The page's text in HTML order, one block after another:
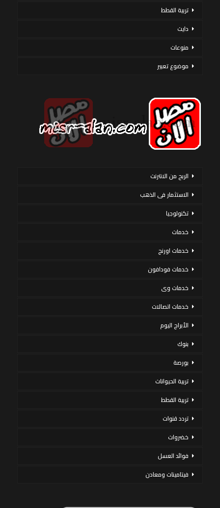
تربية القطط
دايت
منوعات
موضوع تعبير
الربح من الانترنت
الاستثمار فى الذهب
تكنولوجيا
خدمات
خدمات اورنج
خدمات فودافون
خدمات وى
خدمات اتصالات
الأبراج اليوم
بنوك
بورصة
تربية الحيوانات
تربية القطط
تردد قنوات
خضروات
فوائد العسل
فيتامينات ومعادن